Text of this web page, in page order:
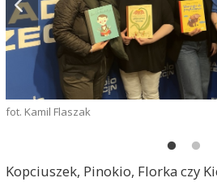
fot. Kamil Flaszak
Kopciuszek, Pinokio, Florka czy